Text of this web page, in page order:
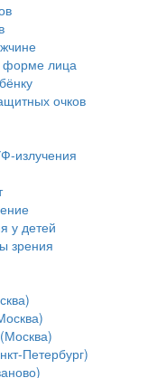
форме лица
очков
излучения
у детей
зрения
Петербург)